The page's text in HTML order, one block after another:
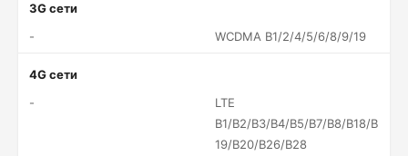
3G сети
-
WCDMA B1/2/4/5/6/8/9/19
4G сети
-
LTE
B1/B2/B3/B4/B5/B7/B8/B18/B
19/B20/B26/B28